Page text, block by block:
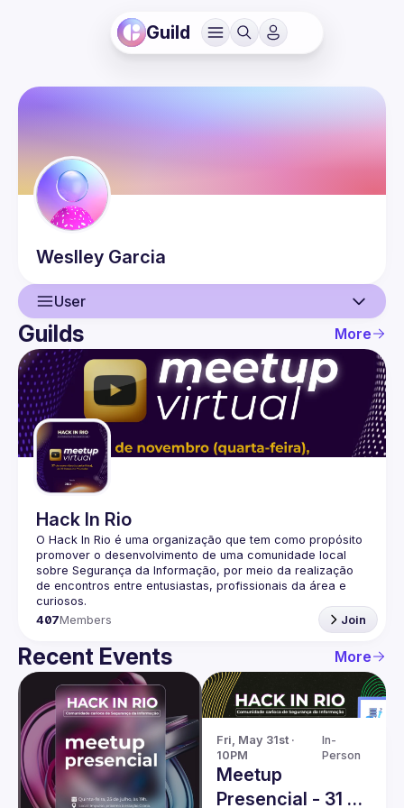
Guild
Weslley Garcia
User
User
Events
Guilds
Guilds More
Hack In Rio
O Hack In Rio é uma organização que tem como propósito
promover o desenvolvimento de uma comunidade local
sobre Segurança da Informação, por meio da realização
de encontros entre entusiastas, profissionais da área e
407Members Join
Recent Events More
Fri, May 31st ·
10PM
In-
Person
Meetup
Presencial - 31 de